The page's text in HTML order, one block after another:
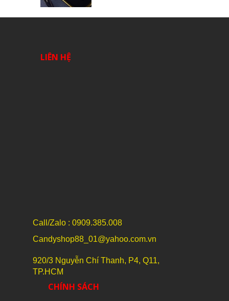
LIÊN HỆ
Call/Zalo : 0909.385.008
Candyshop88_01@yahoo.com.vn
920/3 Nguyễn Chí Thanh, P4, Q11,
TP.HCM
CHÍNH SÁCH